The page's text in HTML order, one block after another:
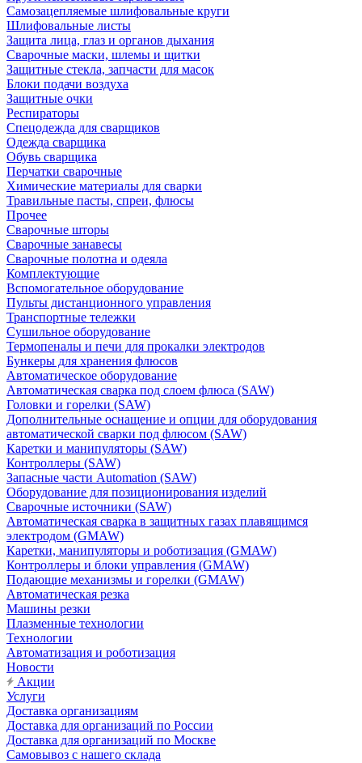
Самозацепляемые шлифовальные круги
Шлифовальные листы
Защита лица, глаз и органов дыхания
Сварочные маски, шлемы и щитки
Защитные стекла, запчасти для масок
Блоки подачи воздуха
Защитные очки
Респираторы
Спецодежда для сварщиков
Одежда сварщика
Обувь сварщика
Перчатки сварочные
Химические материалы для сварки
Травильные пасты, спреи, флюсы
Прочее
Сварочные шторы
Сварочные занавесы
Сварочные полотна и одеяла
Комплектующие
Вспомогательное оборудование
Пульты дистанционного управления
Транспортные тележки
Сушильное оборудование
Термопеналы и печи для прокалки электродов
Бункеры для хранения флюсов
Автоматическое оборудование
Автоматическая сварка под слоем флюса (SAW)
Головки и горелки (SAW)
Дополнительные оснащение и опции для оборудования
автоматической сварки под флюсом (SAW)
Каретки и манипуляторы (SAW)
Контроллеры (SAW)
Запасные части Automation (SAW)
Оборудование для позиционирования изделий
Сварочные источники (SAW)
Автоматическая сварка в защитных газах плавящимся
электродом (GMAW)
Каретки, манипуляторы и роботизация (GMAW)
Контроллеры и блоки управления (GMAW)
Подающие механизмы и горелки (GMAW)
Автоматическая резка
Машины резки
Плазменные технологии
Технологии
Автоматизация и роботизация
Новости
Акции
Услуги
Доставка организациям
Доставка для организаций по России
Доставка для организаций по Москве
Самовывоз с нашего склада